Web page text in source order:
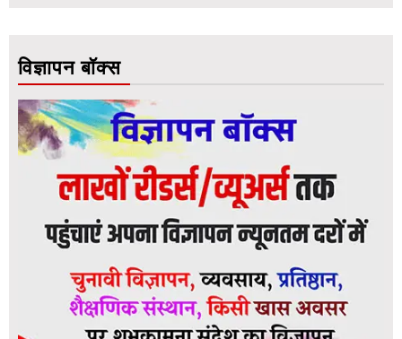
विज्ञापन बॉक्स